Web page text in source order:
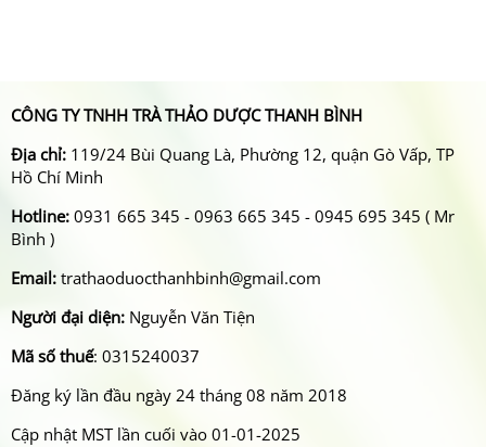
CÔNG TY TNHH TRÀ THẢO DƯỢC THANH BÌNH
Địa chỉ: 119/24 Bùi Quang Là, Phường 12, quận Gò Vấp, TP
Hồ Chí Minh
Hotline: 0931 665 345 - 0963 665 345 - 0945 695 345 ( Mr
Bình )
Email: trathaoduocthanhbinh@gmail.com
Người đại diện: Nguyễn Văn Tiện
Mã số thuế: 0315240037
Đăng ký lần đầu ngày 24 tháng 08 năm 2018
Cập nhật MST lần cuối vào 01-01-2025